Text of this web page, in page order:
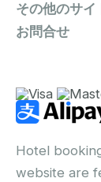
その他のサイ
お問合せ
Hotel
website are